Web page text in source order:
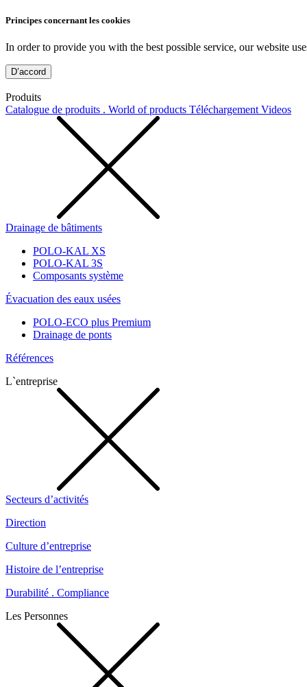
Principes concernant les cookies
In order to provide you with the best possible service, our website
D’accord
Produits
Catalogue de produits . World of products Téléchargement Videos
Drainage de bâtiments
POLO-KAL XS
POLO-KAL 3S
Composants système
Évacuation des eaux usées
POLO-ECO plus Premium
Drainage de ponts
Références
L`entreprise
Secteurs d’activités
Direction
Culture d’entreprise
Histoire de l’entreprise
Durabilité . Compliance
Les Personnes